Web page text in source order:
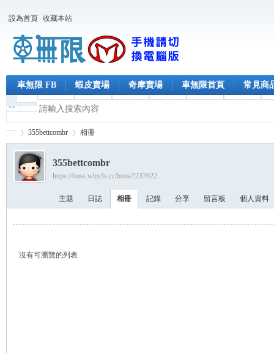
設為首頁 收藏本站
車無限 FB 蝦皮賣場 奇摩賣場 車無限首頁 常見商
›
355bettcombr 相冊
355bettcombr
https://boss.why3s.cc/boss/?237022
主題 日誌 相冊 記錄 分享 留言板 個人資料
沒有可瀏覽的列表